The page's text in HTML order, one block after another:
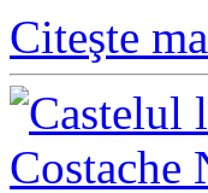
Citeşte